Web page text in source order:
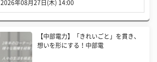
2026年08月27日(木) 14:00
【中部電力】「きれいごと」を貫き、
想いを形にする！中部電